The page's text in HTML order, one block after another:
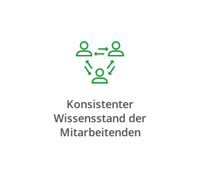
Konsistenter
Wissensstand der
Mitarbeitenden